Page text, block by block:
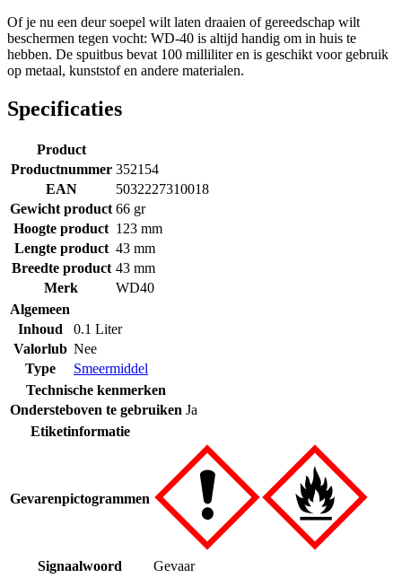
Of je nu een deur soepel wilt laten draaien of gereedschap wilt
beschermen tegen vocht: WD-40 is altijd handig om in huis te
hebben. De spuitbus bevat 100 milliliter en is geschikt voor gebruik
op metaal, kunststof en andere materialen.
Specificaties
Product
Productnummer 352154
EAN
5032227310018
Gewicht product 66 gr
Hoogte product 123 mm
Lengte product 43 mm
Breedte product 43 mm
Merk
WD40
Algemeen
Inhoud
0.1 Liter
Valorlub Nee
Type
Smeermiddel
Technische kenmerken
Ondersteboven te gebruiken Ja
Etiketinformatie
Gevarenpictogrammen
Signaalwoord
Gevaar